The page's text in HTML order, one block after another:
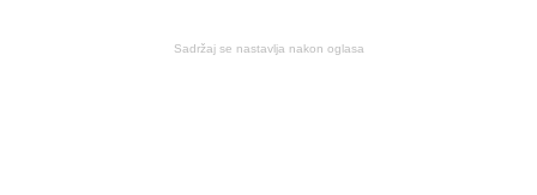
Sadržaj se nastavlja nakon oglasa